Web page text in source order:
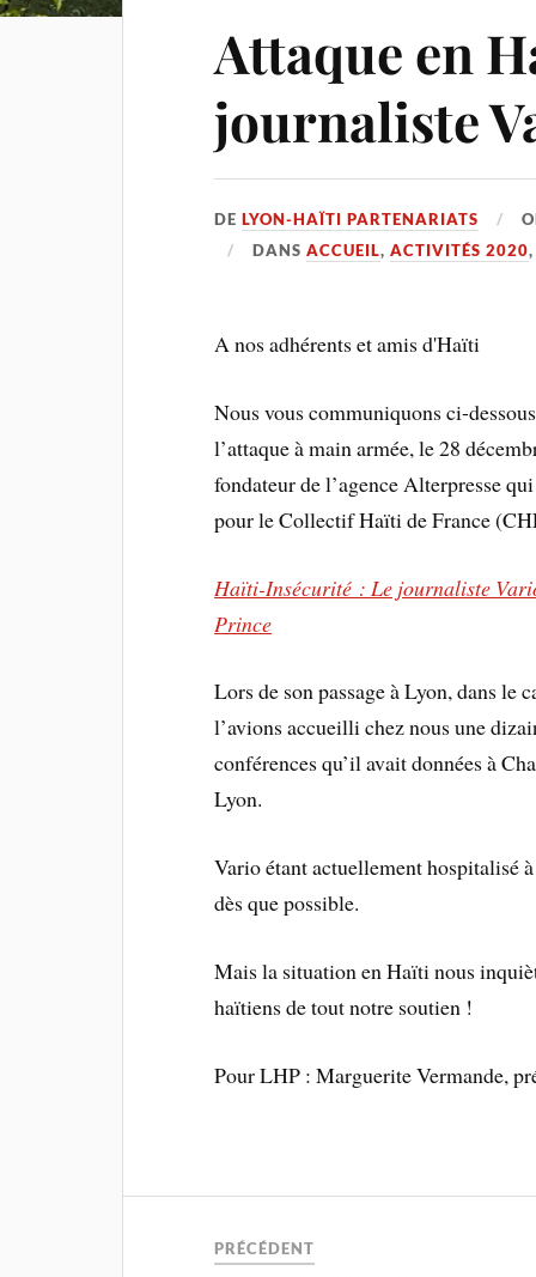
Attaque en
journaliste
DELYON-HAÏTI PARTENARIATS
DANSACCUEIL,ACTIVITÉS 2020
A nos adhérents et amis d'Haïti
Nous vous communiquons ci-
l’attaque à main armée, le 28
fondateur de l’agence Alterpresse
pour le Collectif Haïti de France
Haïti-Insécurité : Le journaliste
Prince
Lors de son passage à Lyon, dans
l’avions accueilli chez nous une
conférences qu’il avait données à
Lyon.
Vario étant actuellement hospitalisé
dès que possible.
Mais la situation en Haïti nous
haïtiens de tout notre soutien !
Pour LHP : Marguerite Vermande,
PRÉCÉDENT